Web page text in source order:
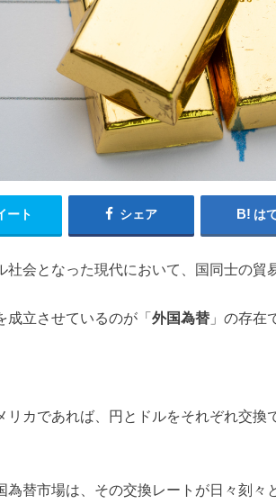
ート シェア は
社会となった現代において、国同士の貿
成立させているのが「外国為替 」の存在
リカであれば、円とドルをそれぞれ交
為替市場は、その交換レートが日々刻々